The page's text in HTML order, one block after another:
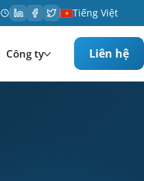
Tiếng Việt
Công ty Liên hệ